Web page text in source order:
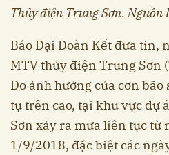
Thủy điện Trung Sơn. Nguồn
Báo Đại Đoàn Kết đưa tin,
MTV thủy điện Trung Sơn
Do ảnh hưởng của cơn
tụ trên cao, tại khu vực dự
Sơn xảy ra mưa liên tục từ
1/9/2018, đặc biệt các